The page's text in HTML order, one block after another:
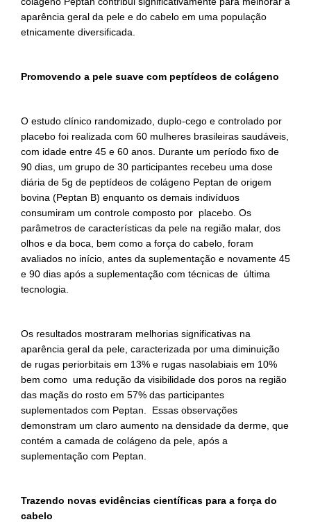
aparência geral da pele e do cabelo em uma população
etnicamente diversificada.
Promovendo a pele suave com peptídeos de colágeno
O estudo clínico randomizado, duplo-cego e controlado por
placebo foi realizada com 60 mulheres brasileiras saudáveis,
com idade entre 45 e 60 anos. Durante um período fixo de
90 dias, um grupo de 30 participantes recebeu uma dose
diária de 5g de peptídeos de colágeno Peptan de origem
bovina (Peptan B) enquanto os demais indivíduos
consumiram um controle composto por placebo. Os
parâmetros de características da pele na região malar, dos
olhos e da boca, bem como a força do cabelo, foram
avaliados no início, antes da suplementação e novamente 45
e 90 dias após a suplementação com técnicas de última
tecnologia.
Os resultados mostraram melhorias significativas na
aparência geral da pele, caracterizada por uma diminuição
de rugas periorbitais em 13% e rugas nasolabiais em 10%
bem como uma redução da visibilidade dos poros na região
das maçãs do rosto em 57% das participantes
suplementados com Peptan. Essas observações
demonstram um claro aumento na densidade da derme, que
contém a camada de colágeno da pele, após a
suplementação com Peptan.
Trazendo novas evidências científicas para a força do
cabelo